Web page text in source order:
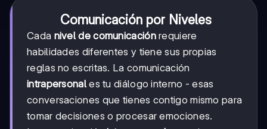
Comunicación por Niveles
Cada nivel de comunicaciónrequiere
habilidades diferentes y tiene sus propias
reglas no escritas. La comunicación
intrapersonales tu diálogo interno - esas
conversaciones que tienes contigo mismo para
tomar decisiones o procesar emociones.